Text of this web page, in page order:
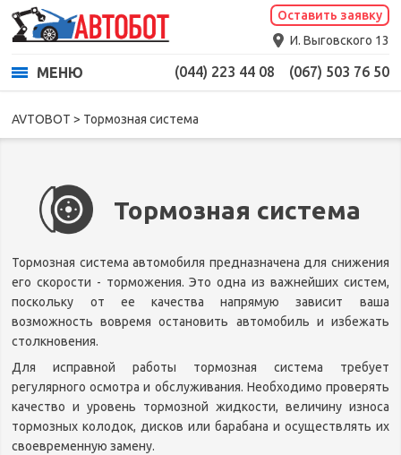
Тормозная система
Оставить заявку
И. Выговского 13
МЕНЮ (044) 223 44 08 (067) 503 76 50
AVTOBOT > Тормозная система
Тормозная система
Тормозная система автомобиля предназначена для снижения
его скорости - торможения. Это одна из важнейших систем,
поскольку от ее качества напрямую зависит ваша
возможность вовремя остановить автомобиль и избежать
столкновения.
Для исправной работы тормозная система требует
регулярного осмотра и обслуживания. Необходимо проверять
качество и уровень тормозной жидкости, величину износа
тормозных колодок, дисков или барабана и осуществлять их
своевременную замену.